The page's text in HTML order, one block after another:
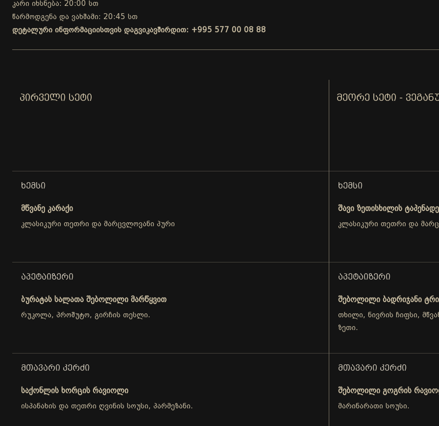
კარი იხსნება: 20:00 სთ
წარმოდგენა და ვახშამი: 20:45 სთ
დეტალური ინფორმაციისთვის დაგვიკავშირდით: +995 577 00 08 88
ᲞᲘᲠᲕᲔᲚᲘ ᲡᲔᲢᲘ
ᲮᲔᲛᲡᲘ
მწვანე კარაქი
კლასიკური თეთრი და მარცვლოვანი პური
ᲐᲞᲔᲢᲐᲘᲖᲔᲠᲘ
ბურატას სალათა შებოლილი მარწყვით
რუკოლა, პროშუტო, გირჩის თესლი.
ᲛᲗᲐᲕᲐᲠᲘ ᲙᲔᲠᲫᲘ
საქონლის ხორცის რავიოლი
ისპანახის და თეთრი ღვინის სოუსი, პარმეზანი.
ᲛᲔᲝᲠᲔ ᲡᲔᲢᲘ -
ᲮᲔᲛᲡᲘ
შავი ზეთისხილის ტაპენადე
კლასიკური თეთრი და
ᲐᲞᲔᲢᲐᲘᲖᲔᲠᲘ
შებოლილი ბადრიჯანი
თხილი, ნივრის ჩიფსი,
ზეთი.
ᲛᲗᲐᲕᲐᲠᲘ ᲙᲔᲠᲫᲘ
შებოლილი გოგრის
მარინარათი სოუსი.